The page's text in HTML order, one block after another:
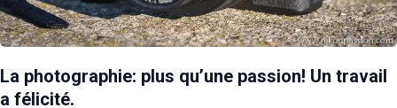
La photographie: plus qu’une passion! Un travail
a félicité.